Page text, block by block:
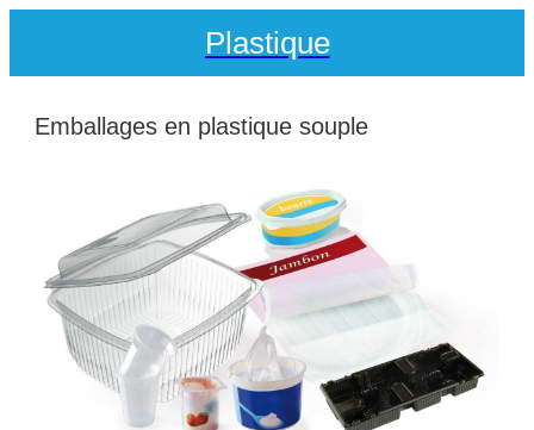
Plastique
Emballages en plastique souple